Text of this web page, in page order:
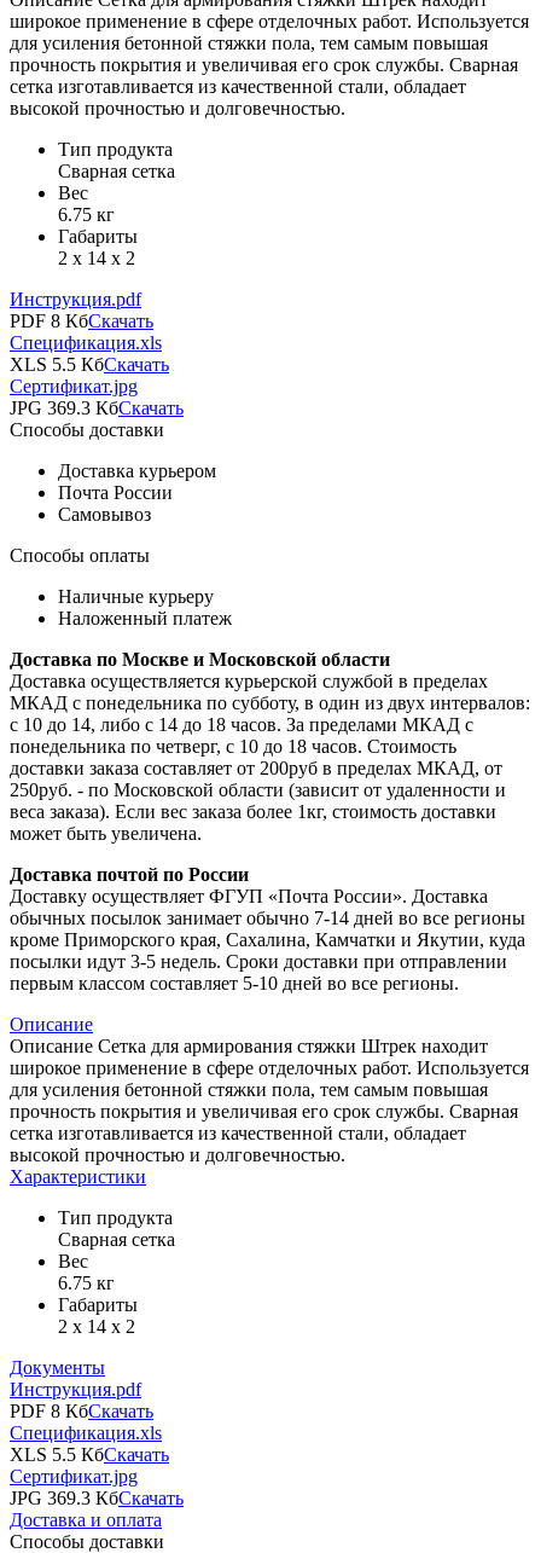
широкое применение в сфере отделочных работ. Используется
для усиления бетонной стяжки пола, тем самым повышая
прочность покрытия и увеличивая его срок службы. Сварная
сетка изготавливается из качественной стали, обладает
высокой прочностью и долговечностью.
Тип продукта
Сварная сетка
Вес
6.75 кг
Габариты
2 х 14 х 2
Инструкция.pdf
PDF 8 КбСкачать
Спецификация.xls
XLS 5.5 КбСкачать
Сертификат.jpg
JPG 369.3 КбСкачать
Способы доставки
Доставка курьером
Почта России
Самовывоз
Способы оплаты
Наличные курьеру
Наложенный платеж
Доставка по Москве и Московской области
Доставка осуществляется курьерской службой в пределах
МКАД с понедельника по субботу, в один из двух интервалов:
с 10 до 14, либо с 14 до 18 часов. За пределами МКАД с
понедельника по четверг, с 10 до 18 часов. Стоимость
доставки заказа составляет от 200руб в пределах МКАД, от
250руб. - по Московской области (зависит от удаленности и
веса заказа). Если вес заказа более 1кг, стоимость доставки
может быть увеличена.
Доставка почтой по России
Доставку осуществляет ФГУП «Почта России». Доставка
обычных посылок занимает обычно 7-14 дней во все регионы
кроме Приморского края, Сахалина, Камчатки и Якутии, куда
посылки идут 3-5 недель. Сроки доставки при отправлении
первым классом составляет 5-10 дней во все регионы.
Описание
Описание Сетка для армирования стяжки Штрек находит
широкое применение в сфере отделочных работ. Используется
для усиления бетонной стяжки пола, тем самым повышая
прочность покрытия и увеличивая его срок службы. Сварная
сетка изготавливается из качественной стали, обладает
высокой прочностью и долговечностью.
Характеристики
Тип продукта
Сварная сетка
Вес
6.75 кг
Габариты
2 х 14 х 2
Документы
Инструкция.pdf
PDF 8 КбСкачать
Спецификация.xls
XLS 5.5 КбСкачать
Сертификат.jpg
JPG 369.3 КбСкачать
Доставка и оплата
Способы доставки